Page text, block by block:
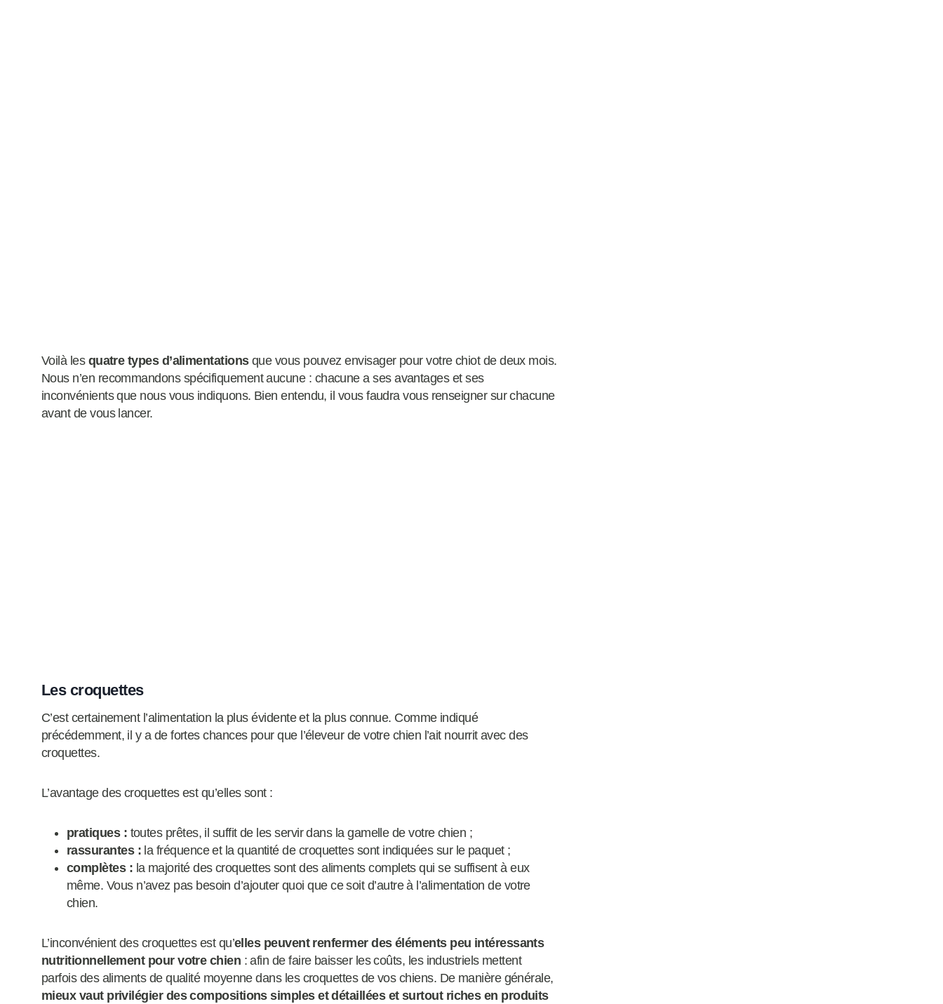
Voilà les quatre types d’alimentationsque vous pouvez envisager pour votre chiot de deux mois.
Nous n’en recommandons spécifiquement aucune : chacune a ses avantages et ses
inconvénients que nous vous indiquons. Bien entendu, il vous faudra vous renseigner sur chacune
avant de vous lancer.
Les croquettes
C’est certainement l’alimentation la plus évidente et la plus connue. Comme indiqué
précédemment, il y a de fortes chances pour que l’éleveur de votre chien l’ait nourrit avec des
croquettes.
L’avantage des croquettes est qu’elles sont :
pratiques : toutes prêtes, il suffit de les servir dans la gamelle de votre chien ;
rassurantes :la fréquence et la quantité de croquettes sont indiquées sur le paquet ;
complètes : la majorité des croquettes sont des aliments complets qui se suffisent à eux
même. Vous n’avez pas besoin d’ajouter quoi que ce soit d’autre à l’alimentation de votre
chien.
L’inconvénient des croquettes est qu’elles peuvent renfermer des éléments peu intéressants
nutritionnellement pour votre chien : afin de faire baisser les coûts, les industriels mettent
parfois des aliments de qualité moyenne dans les croquettes de vos chiens. De manière générale,
mieux vaut privilégier des compositions simples et détaillées et surtout riches en produits